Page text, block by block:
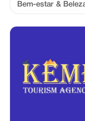
Bem-estar &